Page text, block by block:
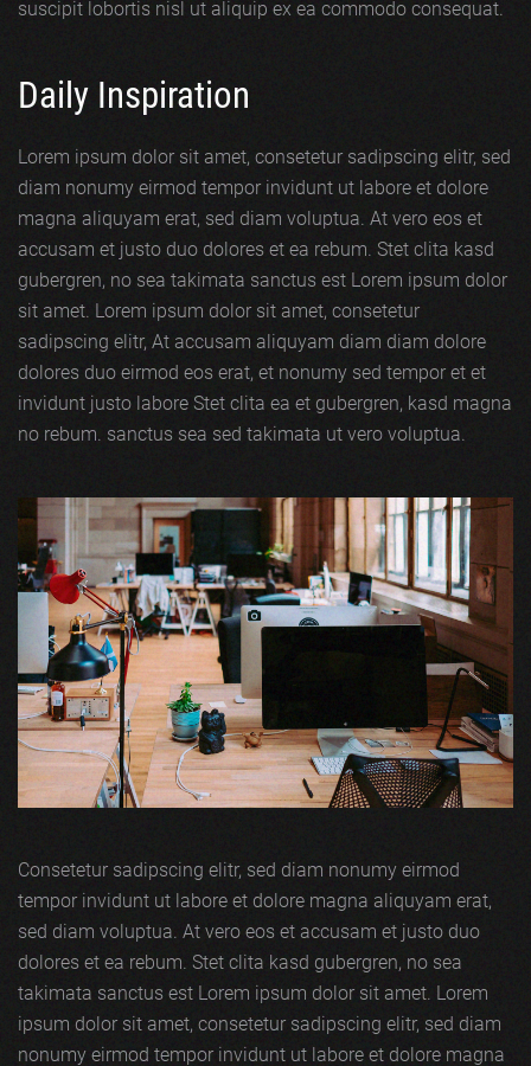
suscipit lobortis nisl ut aliquip ex ea commodo consequat.
Daily Inspiration
Lorem ipsum dolor sit amet, consetetur sadipscing elitr, sed
diam nonumy eirmod tempor invidunt ut labore et dolore
magna aliquyam erat, sed diam voluptua. At vero eos et
accusam et justo duo dolores et ea rebum. Stet clita kasd
gubergren, no sea takimata sanctus est Lorem ipsum dolor
sit amet. Lorem ipsum dolor sit amet, consetetur
sadipscing elitr, At accusam aliquyam diam diam dolore
dolores duo eirmod eos erat, et nonumy sed tempor et et
invidunt justo labore Stet clita ea et gubergren, kasd magna
no rebum. sanctus sea sed takimata ut vero voluptua.
Consetetur sadipscing elitr, sed diam nonumy eirmod
tempor invidunt ut labore et dolore magna aliquyam erat,
sed diam voluptua. At vero eos et accusam et justo duo
dolores et ea rebum. Stet clita kasd gubergren, no sea
takimata sanctus est Lorem ipsum dolor sit amet. Lorem
ipsum dolor sit amet, consetetur sadipscing elitr, sed diam
nonumy eirmod tempor invidunt ut labore et dolore magna